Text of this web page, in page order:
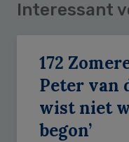
Interessant
172
Peter van
wist niet
begon’